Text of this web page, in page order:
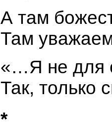
А там
Там
«…Я не для
Так, только
*